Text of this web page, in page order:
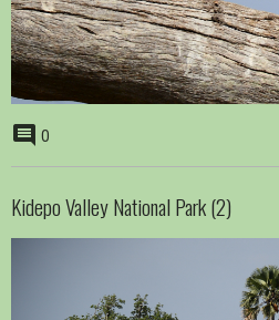
0
Kidepo Valley National Park (2)